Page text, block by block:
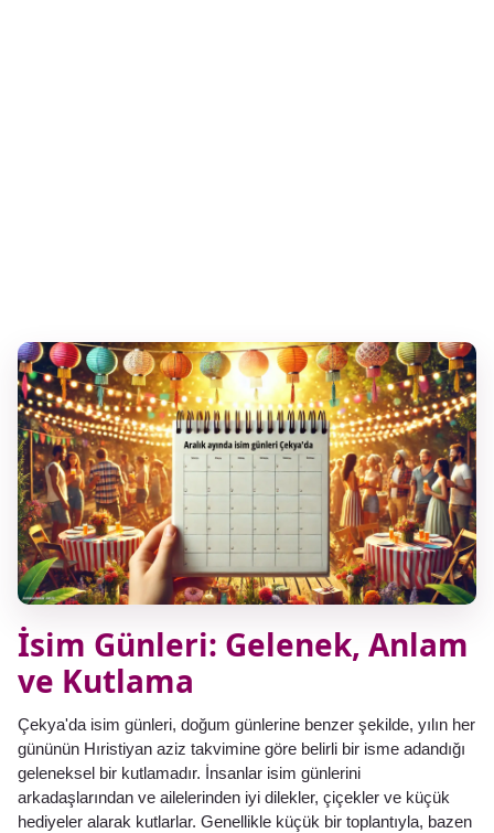
İsim Günleri: Gelenek, Anlam
ve Kutlama
Çekya'da isim günleri, doğum günlerine benzer şekilde, yılın her
gününün Hıristiyan aziz takvimine göre belirli bir isme adandığı
geleneksel bir kutlamadır. İnsanlar isim günlerini
arkadaşlarından ve ailelerinden iyi dilekler, çiçekler ve küçük
hediyeler alarak kutlarlar. Genellikle küçük bir toplantıyla, bazen